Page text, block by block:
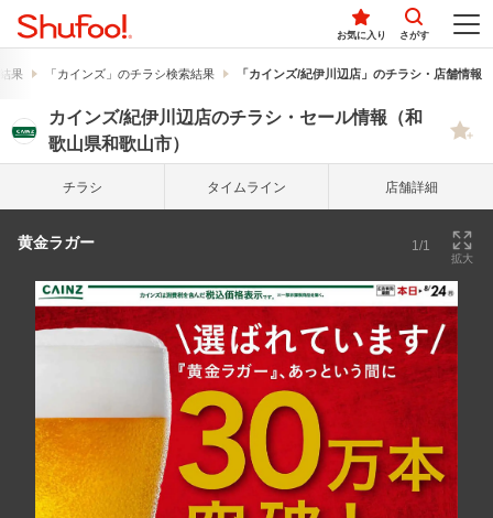
お気に入り さがす
果 「カインズ」のチラシ検索結果 「カインズ/紀伊川辺店」のチラシ・店舗情報
カインズ/紀伊川辺店のチラシ・セール情報（和
歌山県和歌山市）
チラシ タイム ライン 店舗詳細
黄金ラガー 1/1
拡大